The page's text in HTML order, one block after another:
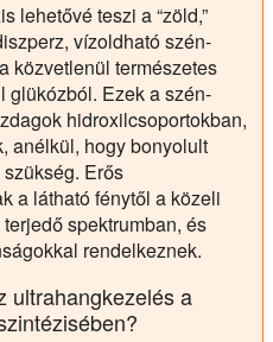
lehetővé teszi a “zöld,”
vízoldható szén-
közvetlenül természetes
glükózból. Ezek a szén-
hidroxilcsoportokban,
anélkül, hogy bonyolult
Erős
a látható fénytől a közeli
spektrumban, és
rendelkeznek.
ultrahangkezelés a